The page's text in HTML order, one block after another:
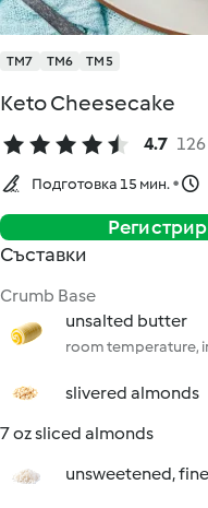
TM7 TM6 TM5
Keto Cheesecake
4.7
Подготовка 15 мин.
Съставки
Crumb Base
unsalted butter
room temperature,
slivered almonds
7 oz sliced almonds
unsweetened,